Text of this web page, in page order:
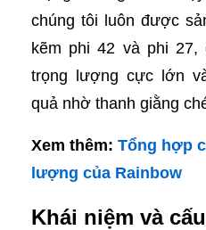
chúng tôi luôn được
kẽm phi 42 và phi
trọng lượng cực lớn
quả nhờ thanh giằng
Xem thêm: Tổng hợp
lượng của Rainbow
Khái niệm và